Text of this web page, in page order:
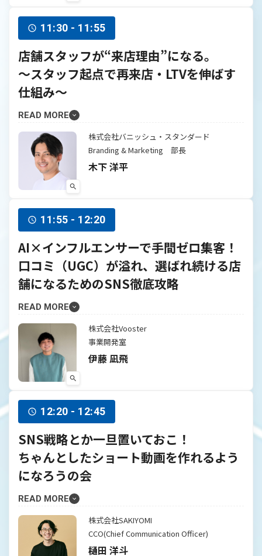
11:30 - 11:55
店舗スタッフが“来店理由”になる。
〜スタッフ起点で再来店・LTVを伸ばす
仕組み〜
READ MORE
株式会社バニッシュ・スタンダード
Branding & Marketing 部長
木下 洋平
11:55 - 12:20
AI×インフルエンサーで手間ゼロ集客！
口コミ（UGC）が溢れ、選ばれ続ける店
舗になるためのSNS徹底攻略
READ MORE
株式会社Vooster
事業開発室
伊藤 凪飛
12:20 - 12:45
SNS戦略とか一旦置いておこ！
ちゃんとしたショート動画を作れるよう
になろうの会
READ MORE
株式会社SAKIYOMI
CCO(Chief Communication Officer)
樋田 洋斗